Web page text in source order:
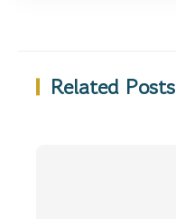
Related Posts